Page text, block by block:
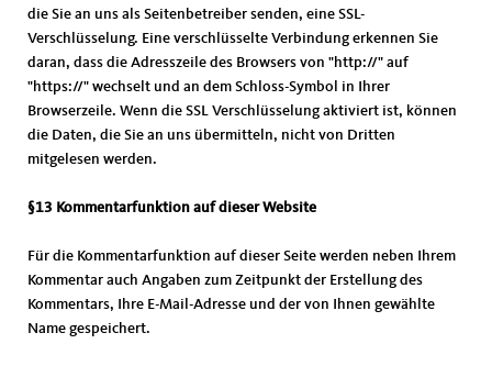
die Sie an uns als Seitenbetreiber senden, eine SSL-
Verschlüsselung. Eine verschlüsselte Verbindung erkennen Sie
daran, dass die Adresszeile des Browsers von "http://" auf
"https://" wechselt und an dem Schloss-Symbol in Ihrer
Browserzeile. Wenn die SSL Verschlüsselung aktiviert ist, können
die Daten, die Sie an uns übermitteln, nicht von Dritten
mitgelesen werden.
§13 Kommentarfunktion auf dieser Website
Für die Kommentarfunktion auf dieser Seite werden neben Ihrem
Kommentar auch Angaben zum Zeitpunkt der Erstellung des
Kommentars, Ihre E-Mail-Adresse und der von Ihnen gewählte
Name gespeichert.